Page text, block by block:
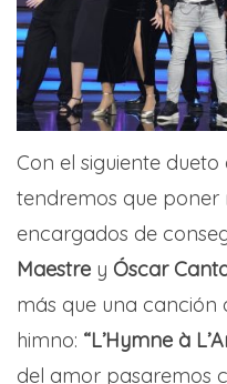
Con el siguiente
tendremos que poner
encargados de
Maestre y Óscar
más que una canción
himno: “L’Hymne à
del amor pasaremos